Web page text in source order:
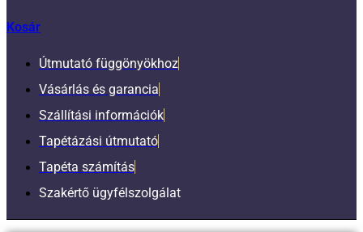
Kosár
Útmutató függönyökhoz
Vásárlás és garancia
Szállítási információk
Tapétázási útmutató
Tapéta számítás
Szakértő ügyfélszolgálat